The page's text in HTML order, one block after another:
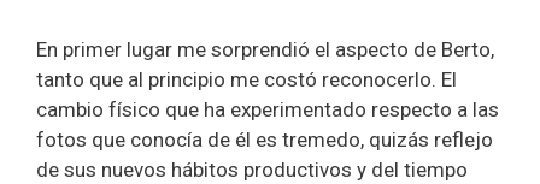
En primer lugar me sorprendió el aspecto de Berto,
tanto que al principio me costó reconocerlo. El
cambio físico que ha experimentado respecto a las
fotos que conocía de él es tremedo, quizás reflejo
de sus nuevos hábitos productivos y del tiempo